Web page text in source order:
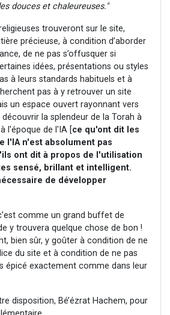
douces et chaleureuses."
trouveront sur le site,
précieuse, à condition d’aborder
de ne pas s’offusquer si
idées, présentations ou styles
à leurs standards habituels et à
pas à y retrouver un site
un espace ouvert rayonnant vers
la splendeur de la Torah à
l'époque de l'IA [ ce qu'ont dit les
l'IA n'est absolument pas
ont dit à propos de l'utilisation
sensé, brillant et intelligent.
de développer
comme un grand buffet de
y trouvera quelque chose de bon !
bien sûr, y goûter à condition de ne
du site et à condition de ne pas
épicé exactement comme dans leur
disposition, Bé’ézrat Hachem, pour